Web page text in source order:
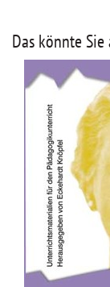
Das könnte